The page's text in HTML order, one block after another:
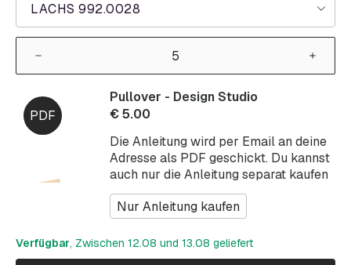
LACHS 992.0028
Die Anleitung wird per Email an deine
Adresse als PDF geschickt. Du kannst
auch nur die Anleitung separat kaufen
Nur Anleitung kaufen
Pullover - Design Studio
€5.00
Verfügbar, Zwischen 12.08 und 13.08 geliefert